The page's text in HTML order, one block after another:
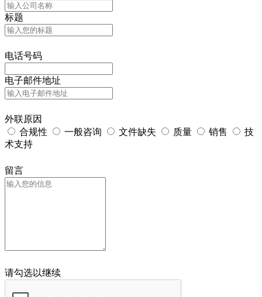
标题
电话号码
电子邮件地址
外联原因
合规性
一般咨询 文件缺失 质量 销售
技
术支持
留言
请勾选以继续